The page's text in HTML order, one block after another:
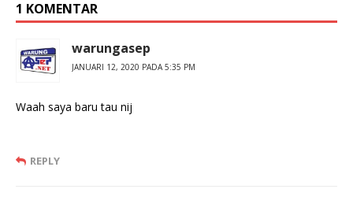
1 KOMENTAR
warungasep
JANUARI 12, 2020 PADA 5:35 PM
Waah saya baru tau nij
REPLY